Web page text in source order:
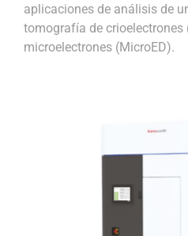
aplicaciones de análisis de
tomografía de crioelectrones
microelectrones (MicroED).